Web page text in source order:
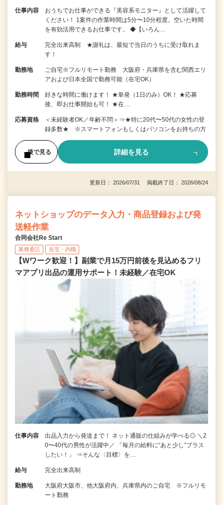
仕事内容
おうちでお仕事ができる『美容系モニター』として活躍して
ください！ 1案件の作業時間は5分〜10分程度。空いた時間
を有効活用できるお仕事です。 ◆【いろん…
給与
完全出来高制 ★謝礼は、最短で当日のうちに受け取れま
す！
勤務地
ご自宅※フルリモート勤務 大阪府・兵庫県を含む関西エリ
アおよび日本全国で勤務可能（在宅OK）
勤務時間
好きな時間に働けます！ ★単発（1日のみ）OK！ ★応募
後、即お仕事開始も可！ ★在…
応募資格
＜未経験者OK／年齢不問＞⇒★特に20代〜50代の女性の登
録多数★ ※スマートフォンもしくはパソコンをお持ちの方
後で見る 詳細を見る
更新日： 2026/07/31 掲載終了日： 2026/08/24
ネットショップのデータ入力・商品登録および発
送軽作業
合同会社Re Start
業務委託 在宅・内職
【Wワーク歓迎！】副業で月15万円前後を見込めるフリ
マアプリ出品の運用サポート！未経験／在宅OK
仕事内容
出品入力から発送まで！ ネット通販の仕組みが学べる◎ ＼2
0〜40代の男性が活躍中／ 「毎月の給料に“あと少し”プラス
したい！」 ⇒そんな〈目標〉を…
給与 完全出来高制
勤務地
大阪府大阪市、他大阪府内、兵庫県内のご自宅 ※フルリモ
ート勤務